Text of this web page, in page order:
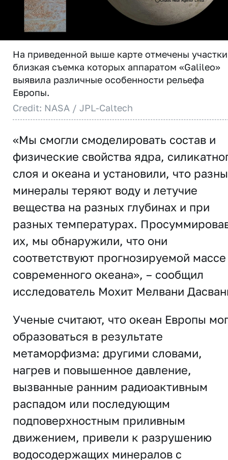
На приведенной выше карте отмечены
близкая съемка которых аппаратом «Galileo»
выявила различные особенности рельефа
Европы.
Credit: NASA / JPL-Caltech
«Мы смогли смоделировать состав и
физические свойства ядра,
слоя и океана и установили, что
минералы теряют воду и летучие
вещества на разных глубинах и при
разных температурах.
их, мы обнаружили, что они
соответствуют прогнозируемой массе
современного океана», – сообщил
исследователь Мохит Мелвани
Ученые считают, что океан Европы
образоваться в результате
метаморфизма: другими словами,
нагрев и повышенное давление,
вызванные ранним радиоактивным
распадом или последующим
подповерхностным приливным
движением, привели к разрушению
водосодержащих минералов с